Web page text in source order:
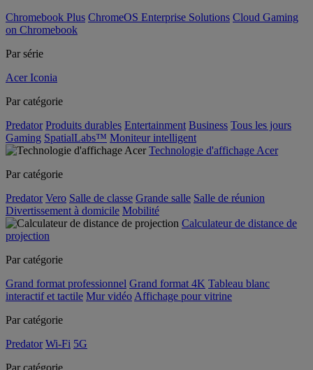
Chromebook Plus ChromeOS Enterprise Solutions Cloud Gaming
on Chromebook
Par série
Acer Iconia
Par catégorie
Predator Produits durables Entertainment Business Tous les jours
Gaming SpatialLabs™ Moniteur intelligent
Technologie d'affichage Acer
Par catégorie
Predator Vero Salle de classe Grande salle Salle de réunion
Divertissement à domicile Mobilité
Calculateur de distance de
projection
Par catégorie
Grand format professionnel Grand format 4K Tableau blanc
interactif et tactile Mur vidéo Affichage pour vitrine
Par catégorie
Predator Wi-Fi 5G
Par catégorie